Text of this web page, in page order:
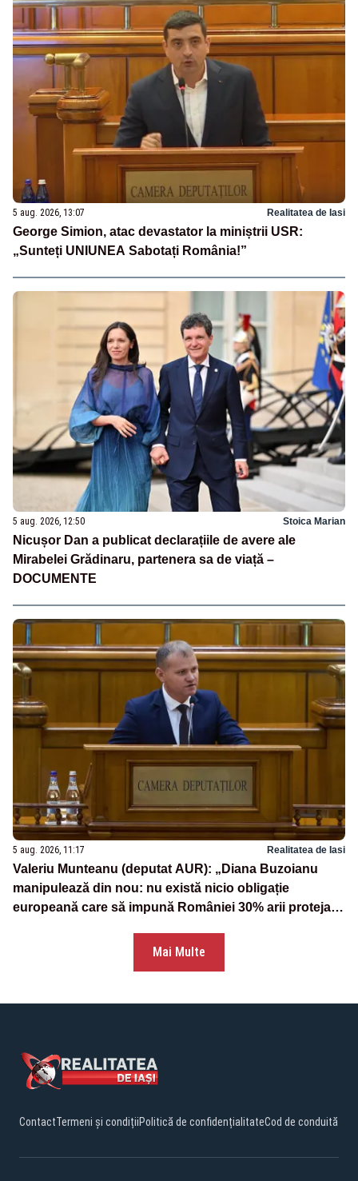
5 aug. 2026, 13:07 Realitatea de Iasi
George Simion, atac devastator la miniștrii USR:
„Sunteți UNIUNEA Sabotați România!”
5 aug. 2026, 12:50 Stoica Marian
Nicușor Dan a publicat declarațiile de avere ale
Mirabelei Grădinaru, partenera sa de viață –
DOCUMENTE
5 aug. 2026, 11:17 Realitatea de Iasi
Valeriu Munteanu (deputat AUR): „Diana Buzoianu
manipulează din nou: nu există nicio obligație
europeană care să impună României 30% arii protejate
Mai Multe
ContactTermeni și condițiiPolitică de confidențialitateCod de conduită